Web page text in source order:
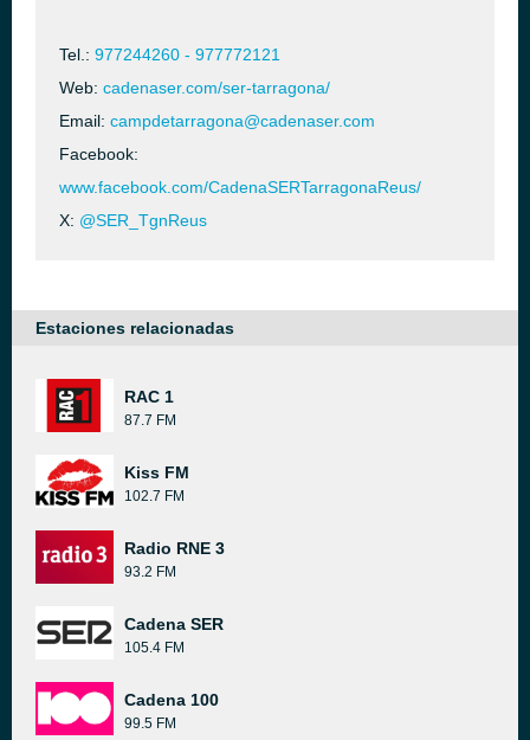
Tel.: 977244260 - 977772121
Web: cadenaser.com/ser-tarragona/
Email: campdetarragona@cadenaser.com
Facebook:
www.facebook.com/CadenaSERTarragonaReus/
X: @SER_TgnReus
Estaciones relacionadas
RAC 1
87.7 FM
Kiss FM
102.7 FM
Radio RNE 3
93.2 FM
Cadena SER
105.4 FM
Cadena 100
99.5 FM